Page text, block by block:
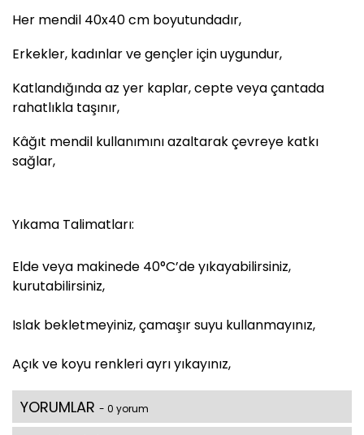
Her mendil 40x40 cm boyutundadır,
Erkekler, kadınlar ve gençler için uygundur,
Katlandığında az yer kaplar, cepte veya çantada
rahatlıkla taşınır,
Kâğıt mendil kullanımını azaltarak çevreye katkı
sağlar,
Yıkama Talimatları:
Elde veya makinede 40°C’de yıkayabilirsiniz,
kurutabilirsiniz,
Islak bekletmeyiniz, çamaşır suyu kullanmayınız,
Açık ve koyu renkleri ayrı yıkayınız,
YORUMLAR - 0 yorum